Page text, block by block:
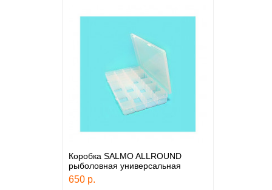
Коробка SALMO ALLROUND
рыболовная универсальная
650 р.